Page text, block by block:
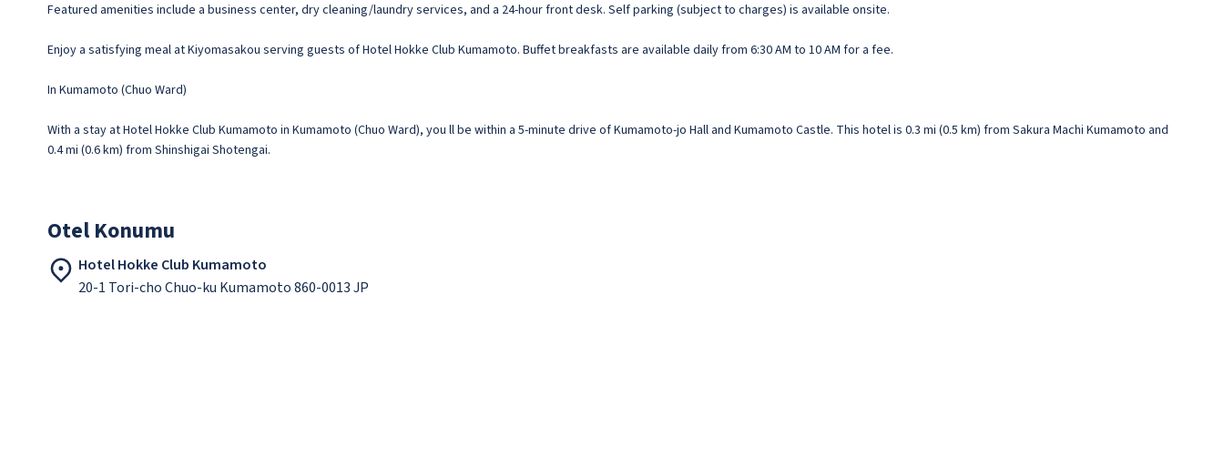
Featured amenities include a business center, dry cleaning/laundry services, and a 24-hour front desk. Self parking (subject to charges) is available onsite.
Enjoy a satisfying meal at Kiyomasakou serving guests of Hotel Hokke Club Kumamoto. Buffet breakfasts are available daily from 6:30 AM to 10 AM for a fee.
In Kumamoto (Chuo Ward)
With a stay at Hotel Hokke Club Kumamoto in Kumamoto (Chuo Ward), you ll be within a 5-minute drive of Kumamoto-jo Hall and Kumamoto Castle. This hotel is 0.3 mi (0.5 km) from Sakura Machi Kumamoto and
0.4 mi (0.6 km) from Shinshigai Shotengai.
Otel Konumu
Hotel Hokke Club Kumamoto
20-1 Tori-cho Chuo-ku Kumamoto 860-0013 JP